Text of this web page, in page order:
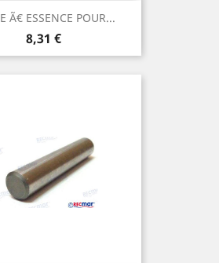
Ã€ ESSENCE POUR...
Prix
8,31 €